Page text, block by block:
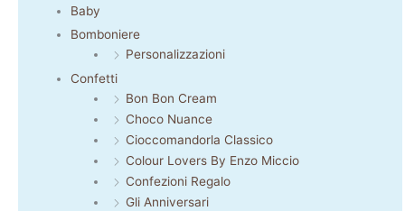
Baby
Bomboniere
Personalizzazioni
Confetti
Bon Bon Cream
Choco Nuance
Cioccomandorla Classico
Colour Lovers By Enzo Miccio
Confezioni Regalo
Gli Anniversari